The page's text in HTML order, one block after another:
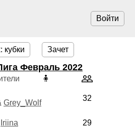
Войти
кубки Зачет
Февраль 2022
🧍
Grey_Wolf
32
Iriina 29